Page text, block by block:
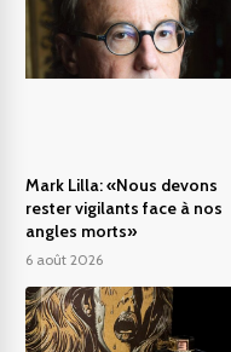
Mark Lilla: «Nous devons
rester vigilants face à nos
angles morts»
6 août 2026